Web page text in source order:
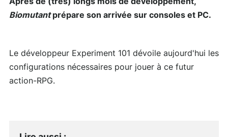
Biomutantprépare son arrivée sur consoles et PC.
Le développeur Experiment 101 dévoile aujourd'hui les
configurations nécessaires pour jouer à ce futur
action-RPG.